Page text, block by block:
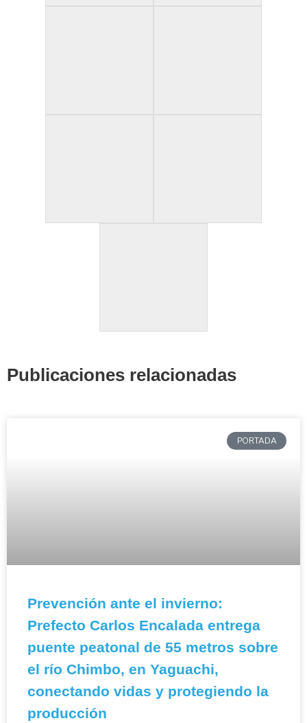
Publicaciones relacionadas
PORTADA
Prevención ante el invierno:
Prefecto Carlos Encalada entrega
puente peatonal de 55 metros sobre
el río Chimbo, en Yaguachi,
conectando vidas y protegiendo la
producción